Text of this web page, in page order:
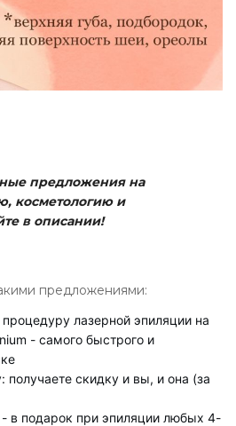
предложения на
косметологию и
в описании!
предложениями:
лазерной эпиляции на
- самого быстрого и
получаете скидку и вы, и она (за
в подарок при эпиляции любых 4-